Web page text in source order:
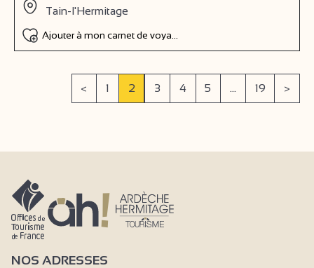
Tain-l'Hermitage
Ajouter à mon carnet de voyage
< 1 2 3 4 5 ... 19 >
NOS ADRESSES